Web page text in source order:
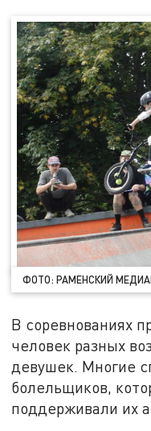
ФОТО: РАМЕНСКИЙ
В соревнованиях
человек разных
девушек. Многие
болельщиков,
поддерживали их